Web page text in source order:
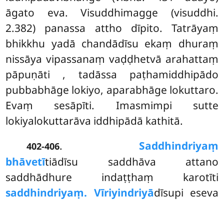
āgato eva. Visuddhimagge (visuddhi.
2.382) panassa attho dīpito. Tatrāyaṃ
bhikkhu yadā chandādīsu ekaṃ dhuraṃ
nissāya vipassanaṃ vaḍḍhetvā arahattaṃ
pāpuṇāti , tadāssa paṭhamiddhipādo
pubbabhāge lokiyo, aparabhāge lokuttaro.
Evaṃ sesāpīti. Imasmimpi sutte
lokiyalokuttarāva iddhipādā kathitā.
402-406. Saddhindriyaṃ
bhāvetītiādīsu saddhāva attano
saddhādhure indaṭṭhaṃ karotīti
saddhindriyaṃ. Vīriyindriyādīsupi eseva